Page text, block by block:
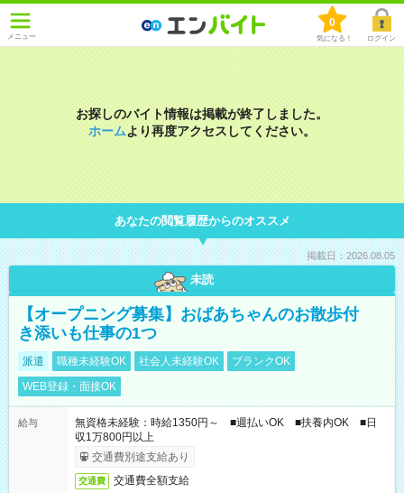
メニュー
0
気になる！ ログイン
お探しのバイト情報は掲載が終了しました。
ホームより再度アクセスしてください。
あなたの閲覧履歴からのオススメ
掲載日：2026.08.05
未読
【オープニング募集】おばあちゃんのお散歩付
き添いも仕事の1つ
派遣 職種未経験OK 社会人未経験OK
ブランクOK
WEB登録・面接OK
給与
無資格未経験：時給1350円～ ■週払いOK ■扶養内OK ■日
収1万800円以上
交通費別途支給あり
交通費 交通費全額支給